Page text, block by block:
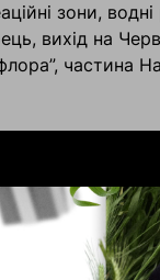
зони,
вихід на
частина